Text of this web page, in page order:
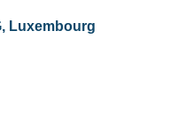
Luxembourg